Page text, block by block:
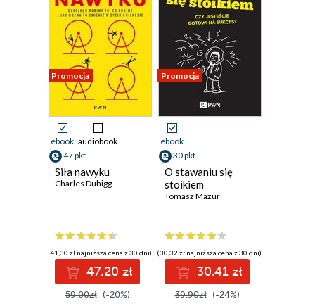
Promocja
ebook audiobook
47 pkt
Siła nawyku
Charles Duhigg
(41,30 zł najniższa cena z 30 dni)
47.20 zł
59.00zł (-20%)
Promocja
ebook
30 pkt
O stawaniu się
stoikiem
Tomasz Mazur
(30,32 zł najniższa cena z 30 dni)
30.41 zł
39.90zł (-24%)